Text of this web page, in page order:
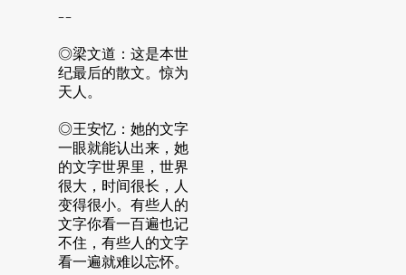
--
◎梁文道：这是本世
纪最后的散文。惊为
天人。
◎王安忆：她的文字
一眼就能认出来，她
的文字世界里，世界
很大，时间很长，人
变得很小。有些人的
文字你看一百遍也记
不住，有些人的文字
看一遍就难以忘怀。